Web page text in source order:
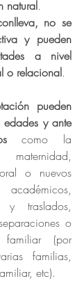
natural.
no se
y pueden
a nivel
o relacional.
pueden
edades y ante
como la
maternidad,
o nuevos
traslados,
o
(por
familias,
etc).